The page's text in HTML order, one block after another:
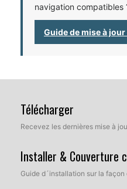
navigation compatibles
Guide de mise à
Télécharger
Recevez les dernières mise à
Installer & Couverture
Guide d´installation sur la